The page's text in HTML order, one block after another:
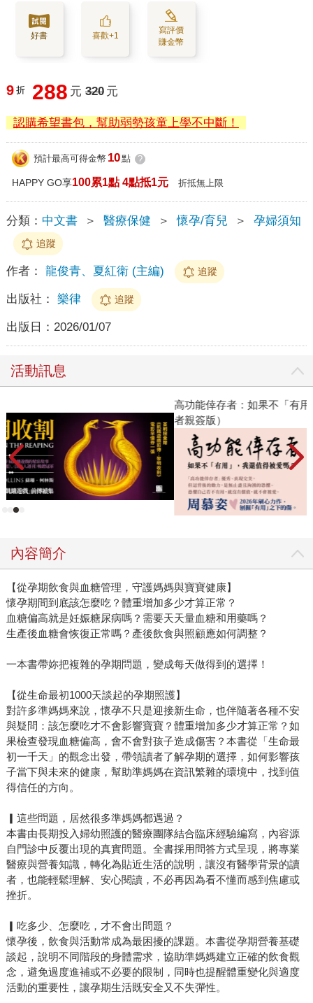
好書 喜歡+1
寫評價
賺金幣
9 折 288 元 320 元
認購希望書包，幫助弱勢孩童上學不中斷！
預計最高可得金幣 10點 ?
HAPPY GO享100累1點 4點抵1元 折抵無上限
分類： 中文書 ＞ 醫療保健 ＞ 懷孕/育兒 ＞ 孕婦須知
追蹤
作者： 龍俊青、夏紅衛 (主編) 追蹤
出版社： 樂律 追蹤
出版日： 2026/01/07
活動訊息
高功能倖存者：如果不「有用」，我還值得被愛嗎？（限量作
者親簽版）
內容簡介
【從孕期飲食與血糖管理，守護媽媽與寶寶健康】
懷孕期間到底該怎麼吃？體重增加多少才算正常？
血糖偏高就是妊娠糖尿病嗎？需要天天量血糖和用藥嗎？
生產後血糖會恢復正常嗎？產後飲食與照顧應如何調整？
一本書帶妳把複雜的孕期問題，變成每天做得到的選擇！
【從生命最初1000天談起的孕期照護】
對許多準媽媽來說，懷孕不只是迎接新生命，也伴隨著各種不安
與疑問：該怎麼吃才不會影響寶寶？體重增加多少才算正常？如
果檢查發現血糖偏高，會不會對孩子造成傷害？本書從「生命最
初一千天」的觀念出發，帶領讀者了解孕期的選擇，如何影響孩
子當下與未來的健康，幫助準媽媽在資訊繁雜的環境中，找到值
得信任的方向。
▎這些問題，居然很多準媽媽都遇過？
本書由長期投入婦幼照護的醫療團隊結合臨床經驗編寫，內容源
自門診中反覆出現的真實問題。全書採用問答方式呈現，將專業
醫療與營養知識，轉化為貼近生活的說明，讓沒有醫學背景的讀
者，也能輕鬆理解、安心閱讀，不必再因為看不懂而感到焦慮或
挫折。
▎吃多少、怎麼吃，才不會出問題？
懷孕後，飲食與活動常成為最困擾的課題。本書從孕期營養基礎
談起，說明不同階段的身體需求，協助準媽媽建立正確的飲食觀
念，避免過度進補或不必要的限制，同時也提醒體重變化與適度
活動的重要性，讓孕期生活既安全又不失彈性。